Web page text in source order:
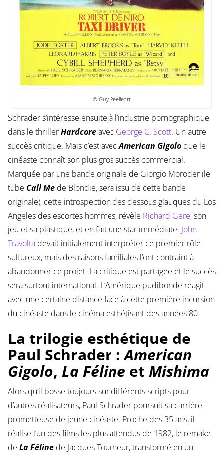
© Guy Peelleart
Schrader s’intéresse ensuite à l’industrie pornographique
dans le thrillerHardcoreavec George C. Scott. Un autre
succès critique. Mais c’est avecAmerican Gigoloque le
cinéaste connaît son plus gros succès commercial.
Marquée par une bande originale de Giorgio Moroder (le
tube Call Me de Blondie, sera issu de cette bande
originale), cette introspection des dessous glauques du Los
Angeles des escortes hommes, révèle Richard Gere, son
jeu et sa plastique, et en fait une star immédiate. John
Travoltadevait initialement interpréter ce premier rôle
sulfureux, mais des raisons familiales l’ont contraint à
abandonner ce projet. La critique est partagée et le succès
sera surtout international. L’Amérique pudibonde réagit
avec une certaine distance face à cette première incursion
du cinéaste dans le cinéma esthétisant des années 80.
La trilogie esthétique de
Paul Schrader :American
Gigolo, La Féline et Mishima
Alors qu’il bosse toujours sur différents scripts pour
d’autres réalisateurs, Paul Schrader poursuit sa carrière
prometteuse de jeune cinéaste. Proche des 35 ans, il
réalise l’un des films les plus attendus de 1982, le remake
de La Félinede Jacques Tourneur, transformé en un